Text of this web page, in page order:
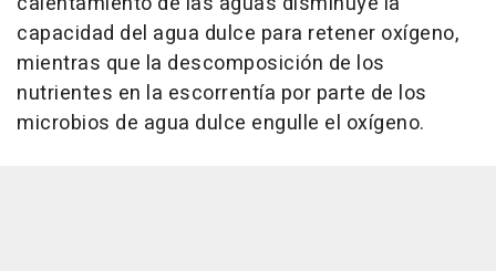
capacidad del agua dulce para retener oxígeno,
mientras que la descomposición de los
nutrientes en la escorrentía por parte de los
microbios de agua dulce engulle el oxígeno.